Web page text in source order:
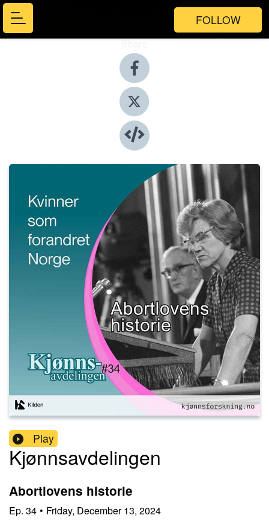
FOLLOW
Share
Play
Kjønnsavdelingen
Abortlovens historie
Ep. 34 • Friday, December 13, 2024